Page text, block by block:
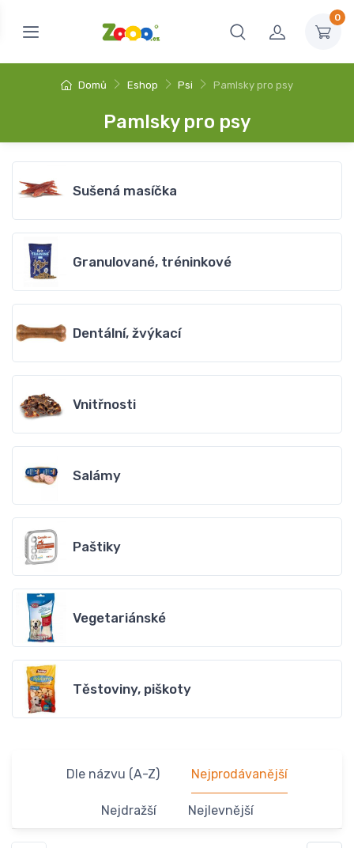
0
Domů Eshop Psi Pamlsky pro psy
Pamlsky pro psy
Sušená masíčka
Granulované, tréninkové
Dentální, žvýkací
Vnitřnosti
Salámy
Paštiky
Vegetariánské
Těstoviny, piškoty
Dle názvu (A-Z) Nejprodávanější
Nejdražší Nejlevnější